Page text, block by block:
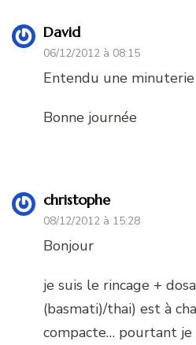
David
06/12/2012 à 08:15
Entendu une minuterie
Bonne journée
christophe
08/12/2012 à 15:28
Bonjour
je suis le rincage +
(basmati)/thai) est à
compacte… pourtant